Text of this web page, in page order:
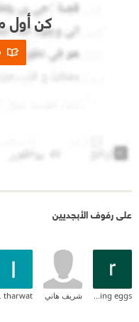
كن أول
على رفوف الأبجديين
شريف هاني